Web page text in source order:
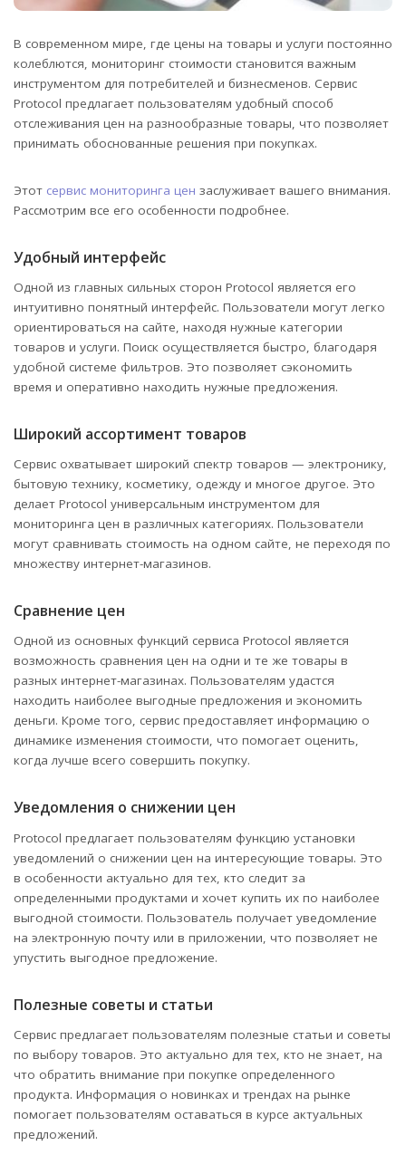
В современном мире, где цены на товары и услуги постоянно
колеблются, мониторинг стоимости становится важным
инструментом для потребителей и бизнесменов. Сервис
Protocol предлагает пользователям удобный способ
отслеживания цен на разнообразные товары, что позволяет
принимать обоснованные решения при покупках.
Этот сервис мониторинга цен заслуживает вашего внимания.
Рассмотрим все его особенности подробнее.
Удобный интерфейс
Одной из главных сильных сторон Protocol является его
интуитивно понятный интерфейс. Пользователи могут легко
ориентироваться на сайте, находя нужные категории
товаров и услуги. Поиск осуществляется быстро, благодаря
удобной системе фильтров. Это позволяет сэкономить
время и оперативно находить нужные предложения.
Широкий ассортимент товаров
Сервис охватывает широкий спектр товаров — электронику,
бытовую технику, косметику, одежду и многое другое. Это
делает Protocol универсальным инструментом для
мониторинга цен в различных категориях. Пользователи
могут сравнивать стоимость на одном сайте, не переходя по
множеству интернет-магазинов.
Сравнение цен
Одной из основных функций сервиса Protocol является
возможность сравнения цен на одни и те же товары в
разных интернет-магазинах. Пользователям удастся
находить наиболее выгодные предложения и экономить
деньги. Кроме того, сервис предоставляет информацию о
динамике изменения стоимости, что помогает оценить,
когда лучше всего совершить покупку.
Уведомления о снижении цен
Protocol предлагает пользователям функцию установки
уведомлений о снижении цен на интересующие товары. Это
в особенности актуально для тех, кто следит за
определенными продуктами и хочет купить их по наиболее
выгодной стоимости. Пользователь получает уведомление
на электронную почту или в приложении, что позволяет не
упустить выгодное предложение.
Полезные советы и статьи
Сервис предлагает пользователям полезные статьи и советы
по выбору товаров. Это актуально для тех, кто не знает, на
что обратить внимание при покупке определенного
продукта. Информация о новинках и трендах на рынке
помогает пользователям оставаться в курсе актуальных
предложений.